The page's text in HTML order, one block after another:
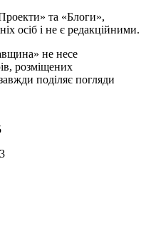
та «Блоги»,
осіб і не є редакційними.
не несе
розміщених
поділяє погляди